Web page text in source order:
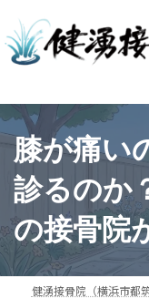
テ
へ
ス
ゲ
ョ
ン膝が痛い
診るのか
の接骨院
健湧接骨院（横浜市都